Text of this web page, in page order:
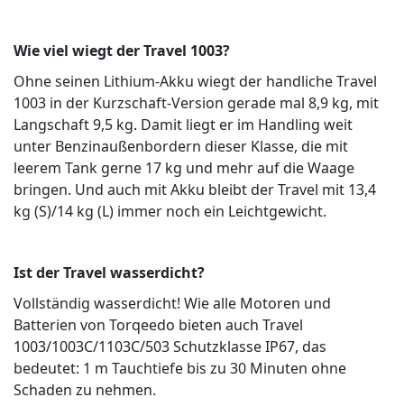
Wie viel wiegt der Travel 1003?
Ohne seinen Lithium-Akku wiegt der handliche Travel
1003 in der Kurzschaft-Version gerade mal 8,9 kg, mit
Langschaft 9,5 kg. Damit liegt er im Handling weit
unter Benzinaußenbordern dieser Klasse, die mit
leerem Tank gerne 17 kg und mehr auf die Waage
bringen. Und auch mit Akku bleibt der Travel mit 13,4
kg (S)/14 kg (L) immer noch ein Leichtgewicht.
Ist der Travel wasserdicht?
Vollständig wasserdicht! Wie alle Motoren und
Batterien von Torqeedo bieten auch Travel
1003/1003C/1103C/503 Schutzklasse IP67, das
bedeutet: 1 m Tauchtiefe bis zu 30 Minuten ohne
Schaden zu nehmen.